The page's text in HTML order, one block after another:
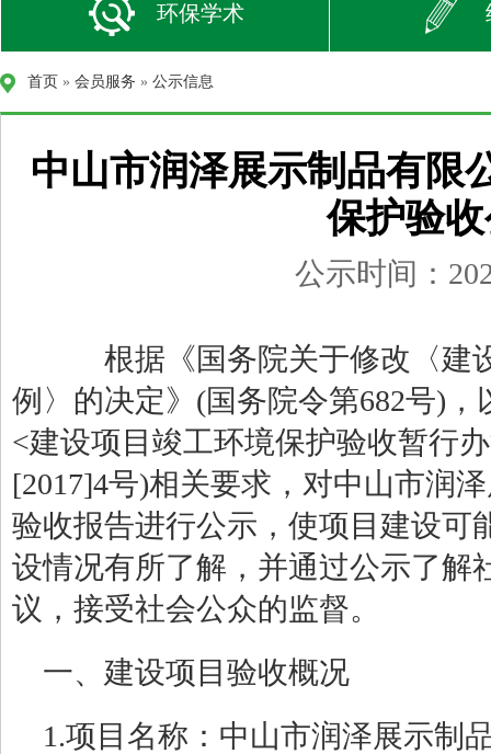
环保学术
首页 » 会员服务 » 公示信息
中山市润泽展示制品有限
保护验
公示时间：
根据《国务院关于修改〈建
例〉的决定》 (国务院令第682号)
<建设项目竣工环境保护验收暂行
[2017]4号)相关要求，对中山市润
验收报告进行公示，使项目建设可
设情况有所了解，并通过公示了解
议，接受社会公众的监督。
一、建设项目验收概况
1.项目名称：中山市润泽展示制